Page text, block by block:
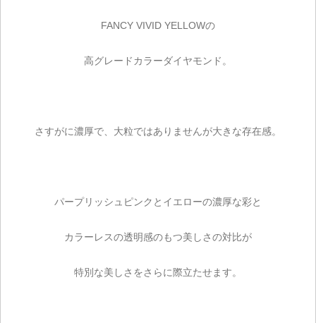
FANCY VIVID YELLOWの
高グレードカラーダイヤモンド。
さすがに濃厚で、大粒ではありませんが大きな存在感。
パープリッシュピンクとイエローの濃厚な彩と
カラーレスの透明感のもつ美しさの対比が
特別な美しさをさらに際立たせます。